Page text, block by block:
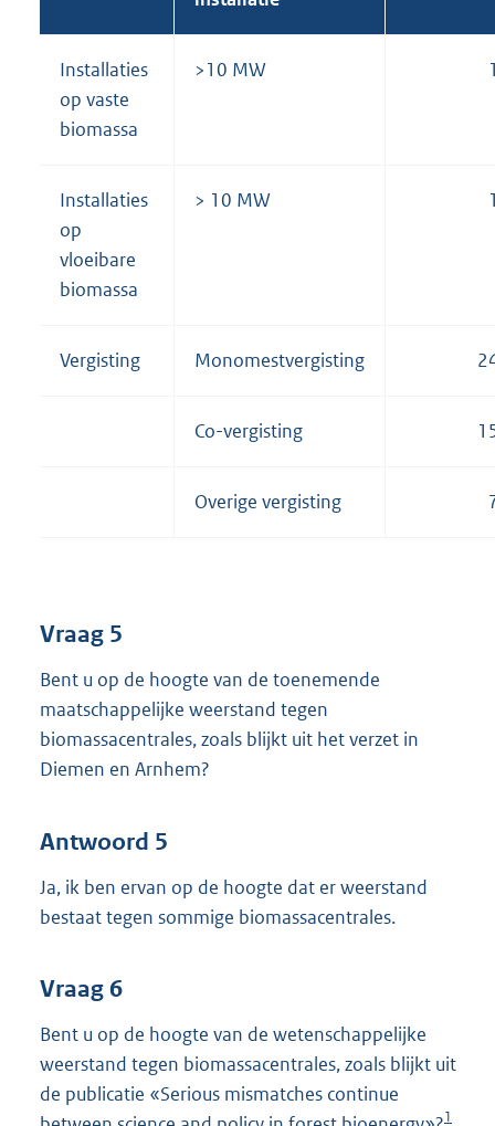
Installaties
op vaste
biomassa
>10 MW
Installaties
op
vloeibare
biomassa
> 10 MW
Vergisting Monomestvergisting
Co-vergisting
Overige vergisting
Vraag 5
Bent u op de hoogte van de toenemende
maatschappelijke weerstand tegen
biomassacentrales, zoals blijkt uit het verzet in
Diemen en Arnhem?
Antwoord 5
Ja, ik ben ervan op de hoogte dat er weerstand
bestaat tegen sommige biomassacentrales.
Vraag 6
Bent u op de hoogte van de wetenschappelijke
weerstand tegen biomassacentrales, zoals blijkt uit
de publicatie «Serious mismatches continue
1